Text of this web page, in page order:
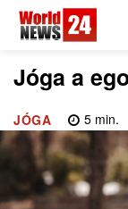
Jóga a
JÓGA 5 min.